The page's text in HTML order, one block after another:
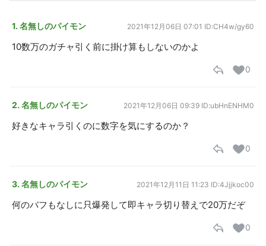
1. 名無しのパイモン 2021年12月06日 07:01 ID:CH4w/gy60
10数万のガチャ引く前に掛け算もしないのかよ
0
2. 名無しのパイモン 2021年12月06日 09:39 ID:ubHnENHM0
好きなキャラ引くのに数字を気にするのか？
0
3. 名無しのパイモン 2021年12月11日 11:23 ID:4Jjjkoc00
何のバフもなしに只爆発して即キャラ切り替えで20万だぞ
0